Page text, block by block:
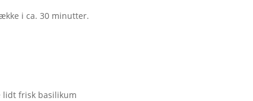
i ca. 30 minutter.
lidt frisk basilikum